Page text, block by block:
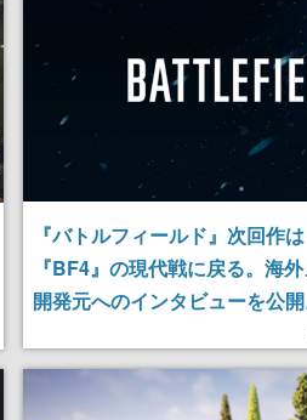
『バトルフィールド』次回作
『BF4』の現代戦に戻る。海
開発元へのインタビューを公開
で実装された128人対戦やス
止し、64人対戦やクラス制度